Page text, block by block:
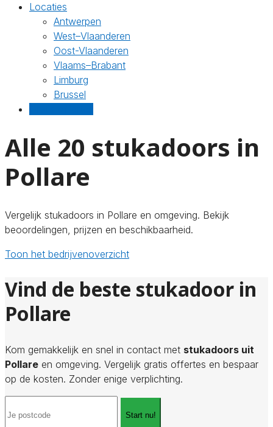
Locaties
Antwerpen
West–Vlaanderen
Oost-Vlaanderen
Vlaams–Brabant
Limburg
Brussel
Alle 20 stukadoors in
Pollare
Vergelijk stukadoors in Pollare en omgeving. Bekijk
beoordelingen, prijzen en beschikbaarheid.
Toon het bedrijvenoverzicht
Vind de beste stukadoor in
Pollare
Kom gemakkelijk en snel in contact met stukadoors uit
Pollare en omgeving. Vergelijk gratis offertes en bespaar
op de kosten. Zonder enige verplichting.
Start nu!